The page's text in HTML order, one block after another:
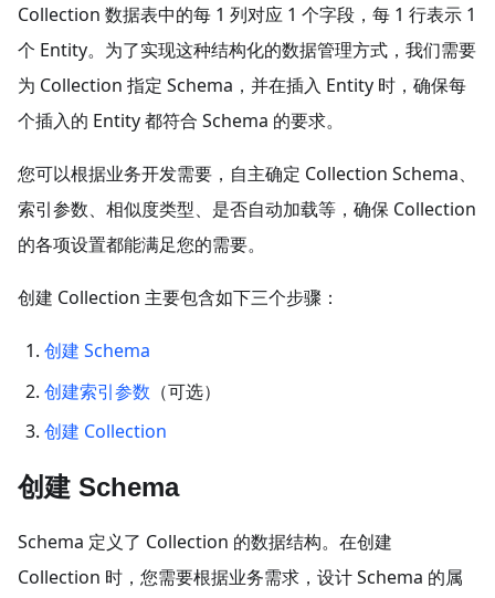
Collection 数据表中的每 1 列对应 1 个字段，每 1 行表示 1
个 Entity。为了实现这种结构化的数据管理方式，我们需要
为 Collection 指定 Schema，并在插入 Entity 时，确保每
个插入的 Entity 都符合 Schema 的要求。
您可以根据业务开发需要，自主确定 Collection Schema、
索引参数、相似度类型、是否自动加载等，确保 Collection
的各项设置都能满足您的需要。
创建 Collection 主要包含如下三个步骤：
创建 Schema
创建索引参数 （可选）
创建 Collection
创建 Schema
Schema 定义了 Collection 的数据结构。在创建
Collection 时，您需要根据业务需求，设计 Schema 的属